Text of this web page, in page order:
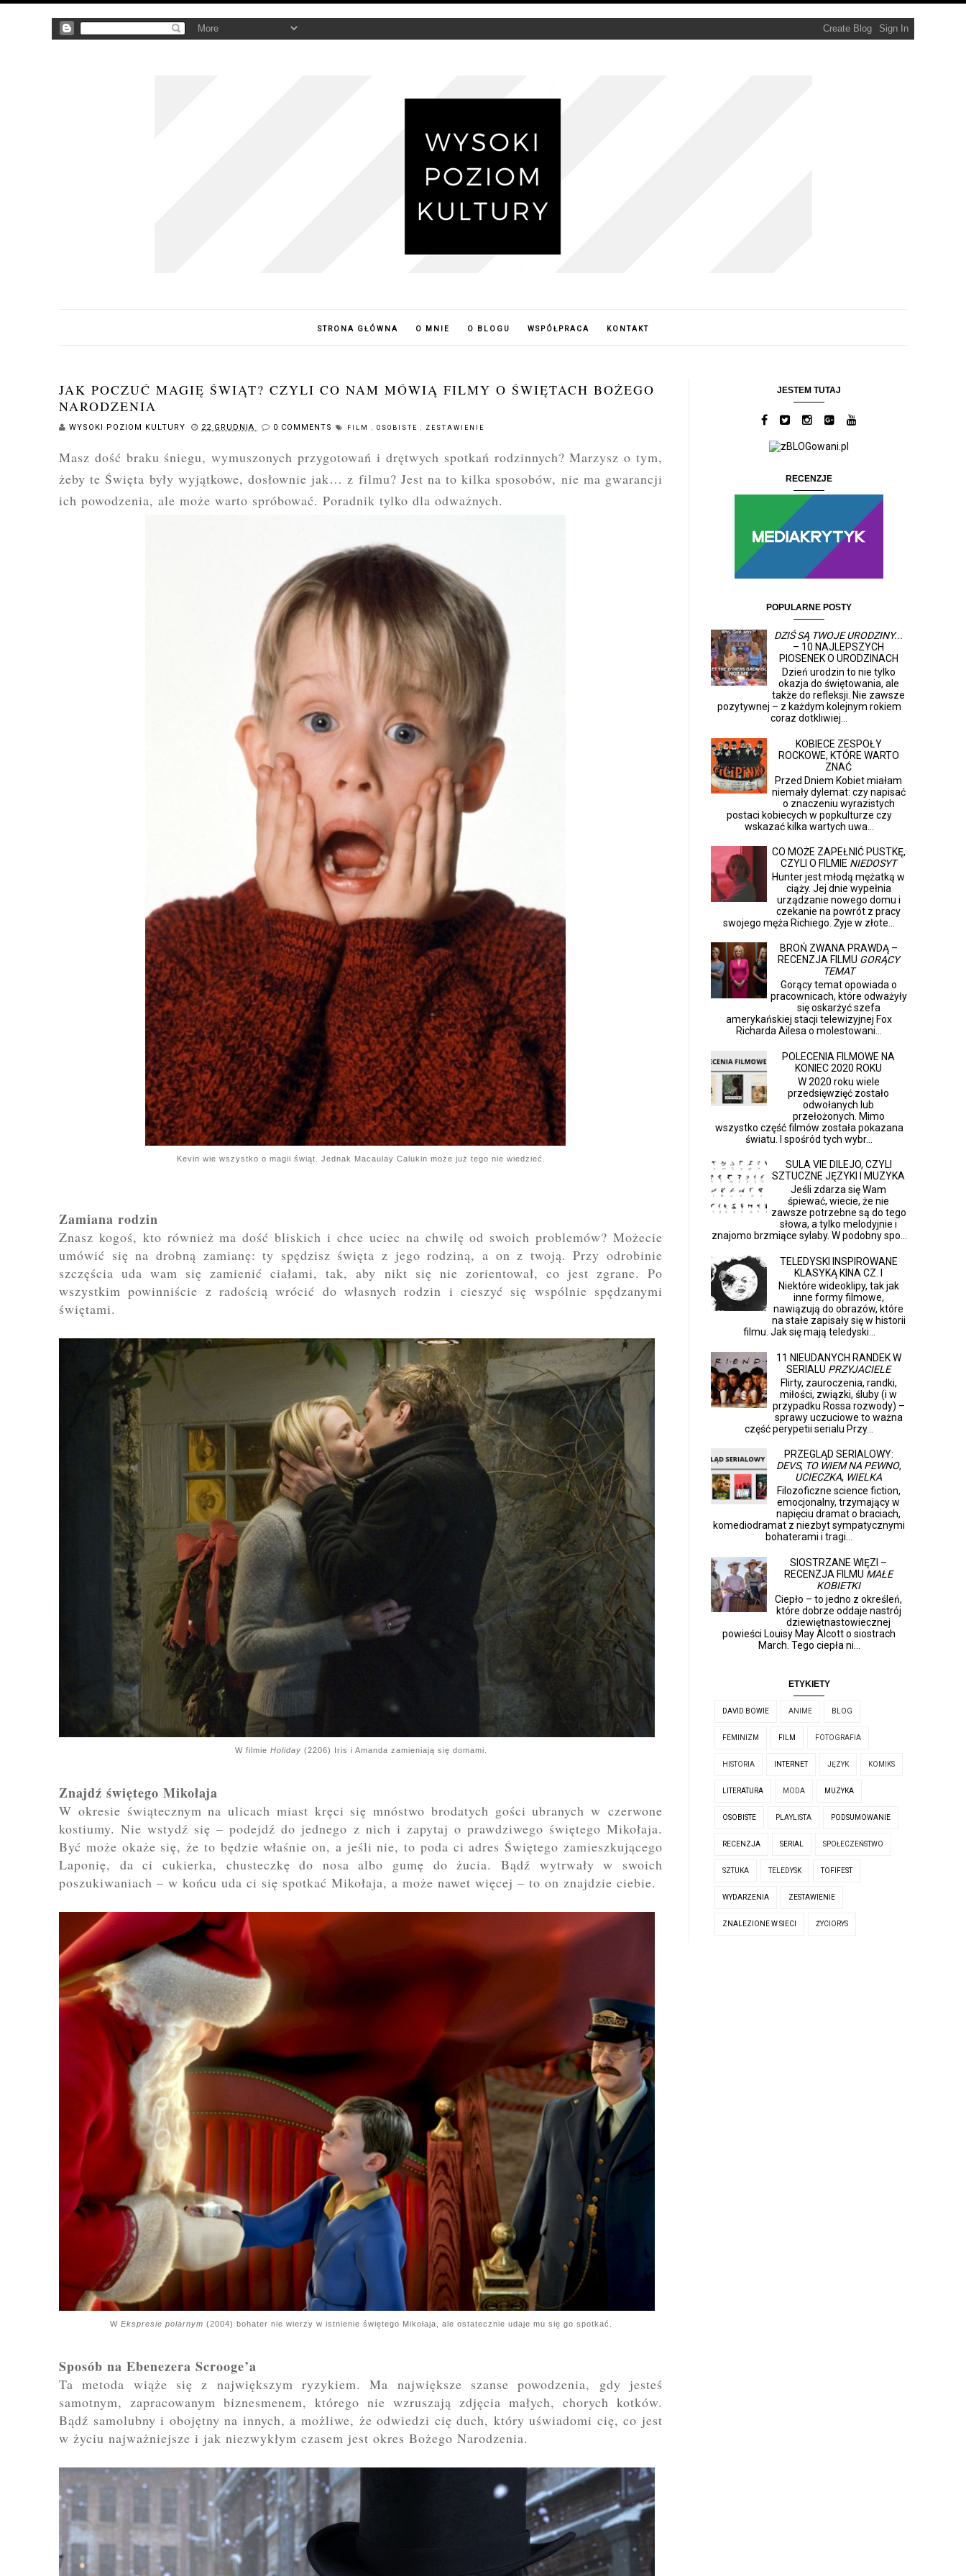
STRONA GŁÓWNA O MNIE O BLOGU WSPÓŁPRACA KONTAKT
JAK POCZUĆ MAGIĘ ŚWIĄT? CZYLI CO NAM MÓWIĄ FILMY O ŚWIĘTACH BOŻEGO
NARODZENIA
WYSOKI POZIOM KULTURY 22 GRUDNIA 0 COMMENTS FILM , OSOBISTE , ZESTAWIENIE
Masz dość braku śniegu, wymuszonych przygotowań i drętwych spotkań rodzinnych? Marzysz o tym,
żeby te Święta były wyjątkowe, dosłownie jak… z filmu? Jest na to kilka sposobów, nie ma gwarancji
ich powodzenia, ale może warto spróbować. Poradnik tylko dla odważnych.
Kevin wie wszystko o magii świąt. Jednak Macaulay Calukin może już tego nie wiedzieć.
Zamiana rodzin
Znasz kogoś, kto również ma dość bliskich i chce uciec na chwilę od swoich problemów? Możecie
umówić się na drobną zamianę: ty spędzisz święta z jego rodziną, a on z twoją. Przy odrobinie
szczęścia uda wam się zamienić ciałami, tak, aby nikt się nie zorientował, co jest zgrane. Po
wszystkim powinniście z radością wrócić do własnych rodzin i cieszyć się wspólnie spędzanymi
świętami.
W filmie Holiday (2206) Iris i Amanda zamieniają się domami.
Znajdź świętego Mikołaja
W okresie świątecznym na ulicach miast kręci się mnóstwo brodatych gości ubranych w czerwone
kostiumy. Nie wstydź się – podejdź do jednego z nich i zapytaj o prawdziwego świętego Mikołaja.
Być może okaże się, że to będzie właśnie on, a jeśli nie, to poda ci adres Świętego zamieszkującego
Laponię, da ci cukierka, chusteczkę do nosa albo gumę do żucia. Bądź wytrwały w swoich
poszukiwaniach – w końcu uda ci się spotkać Mikołaja, a może nawet więcej – to on znajdzie ciebie.
W Ekspresie polarnym (2004) bohater nie wierzy w istnienie świętego Mikołaja, ale ostatecznie udaje mu się go spotkać.
Sposób na Ebenezera Scrooge’a
Ta metoda wiąże się z największym ryzykiem. Ma największe szanse powodzenia, gdy jesteś
samotnym, zapracowanym biznesmenem, którego nie wzruszają zdjęcia małych, chorych kotków.
Bądź samolubny i obojętny na innych, a możliwe, że odwiedzi cię duch, który uświadomi cię, co jest
w życiu najważniejsze i jak niezwykłym czasem jest okres Bożego Narodzenia.
JESTEM TUTAJ
RECENZJE
POPULARNE POSTY
DZIŚ SĄ TWOJE URODZINY...
– 10 NAJLEPSZYCH
PIOSENEK O URODZINACH
Dzień urodzin to nie tylko
okazja do świętowania, ale
także do refleksji. Nie zawsze
pozytywnej – z każdym kolejnym rokiem
coraz dotkliwiej...
KOBIECE ZESPOŁY
ROCKOWE, KTÓRE WARTO
ZNAĆ
Przed Dniem Kobiet miałam
niemały dylemat: czy napisać
o znaczeniu wyrazistych
postaci kobiecych w popkulturze czy
wskazać kilka wartych uwa...
CO MOŻE ZAPEŁNIĆ PUSTKĘ,
CZYLI O FILMIE NIEDOSYT
Hunter jest młodą mężatką w
ciąży. Jej dnie wypełnia
urządzanie nowego domu i
czekanie na powrót z pracy
swojego męża Richiego. Żyje w złote...
BROŃ ZWANA PRAWDĄ –
RECENZJA FILMU GORĄCY
TEMAT
Gorący temat opowiada o
pracownicach, które odważyły
się oskarżyć szefa
amerykańskiej stacji telewizyjnej Fox
Richarda Ailesa o molestowani...
POLECENIA FILMOWE NA
KONIEC 2020 ROKU
W 2020 roku wiele
przedsięwzięć zostało
odwołanych lub
przełożonych. Mimo
wszystko część filmów została pokazana
światu. I spośród tych wybr...
SULA VIE DILEJO, CZYLI
SZTUCZNE JĘZYKI I MUZYKA
Jeśli zdarza się Wam
śpiewać, wiecie, że nie
zawsze potrzebne są do tego
słowa, a tylko melodyjnie i
znajomo brzmiące sylaby. W podobny spo...
TELEDYSKI INSPIROWANE
KLASYKĄ KINA CZ. I
Niektóre wideoklipy, tak jak
inne formy filmowe,
nawiązują do obrazów, które
na stałe zapisały się w historii
filmu. Jak się mają teledyski...
11 NIEUDANYCH RANDEK W
SERIALU PRZYJACIELE
Flirty, zauroczenia, randki,
miłości, związki, śluby (i w
przypadku Rossa rozwody) –
sprawy uczuciowe to ważna
część perypetii serialu Przy...
PRZEGLĄD SERIALOWY:
DEVS, TO WIEM NA PEWNO,
UCIECZKA, WIELKA
Filozoficzne science fiction,
emocjonalny, trzymający w
napięciu dramat o braciach,
komediodramat z niezbyt sympatycznymi
bohaterami i tragi...
SIOSTRZANE WIĘZI –
RECENZJA FILMU MAŁE
KOBIETKI
Ciepło – to jedno z określeń,
które dobrze oddaje nastrój
dziewiętnastowiecznej
powieści Louisy May Alcott o siostrach
March. Tego ciepła ni...
ETYKIETY
DAVID BOWIE ANIME BLOG
FEMINIZM FILM FOTOGRAFIA
HISTORIA INTERNET JĘZYK KOMIKS
LITERATURA MODA MUZYKA
OSOBISTE PLAYLISTA PODSUMOWANIE
RECENZJA SERIAL SPOŁECZEŃSTWO
SZTUKA TELEDYSK TOFIFEST
WYDARZENIA ZESTAWIENIE
ZNALEZIONE W SIECI ŻYCIORYS